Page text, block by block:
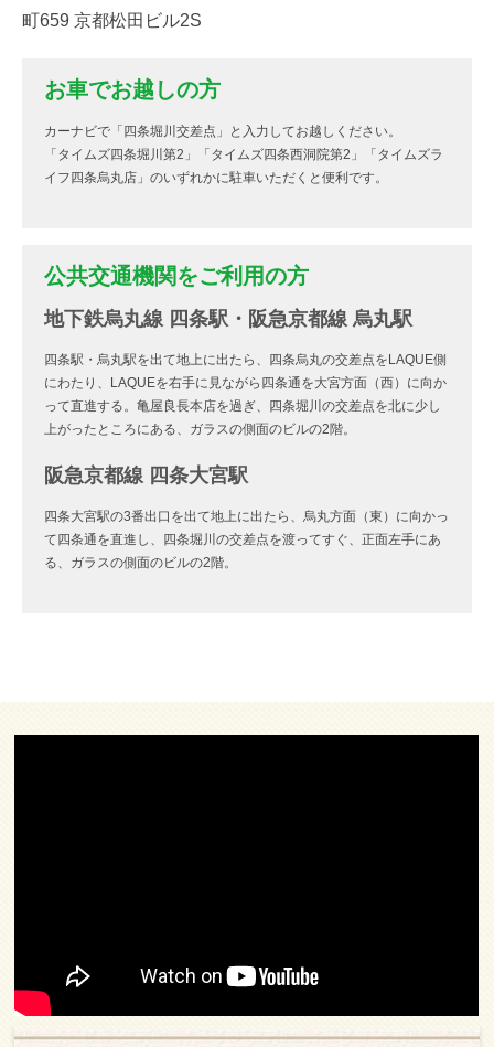
町659 京都松田ビル2S
お車でお越しの方
カーナビで「四条堀川交差点」と入力してお越しください。
「タイムズ四条堀川第2」「タイムズ四条西洞院第2」「タイムズラ
イフ四条烏丸店」のいずれかに駐車いただくと便利です。
公共交通機関をご利用の方
地下鉄烏丸線 四条駅・阪急京都線 烏丸駅
四条駅・烏丸駅を出て地上に出たら、四条烏丸の交差点をLAQUE側
にわたり、LAQUEを右手に見ながら四条通を大宮方面（西）に向か
って直進する。亀屋良長本店を過ぎ、四条堀川の交差点を北に少し
上がったところにある、ガラスの側面のビルの2階。
阪急京都線 四条大宮駅
四条大宮駅の3番出口を出て地上に出たら、烏丸方面（東）に向かっ
て四条通を直進し、四条堀川の交差点を渡ってすぐ、正面左手にあ
る、ガラスの側面のビルの2階。